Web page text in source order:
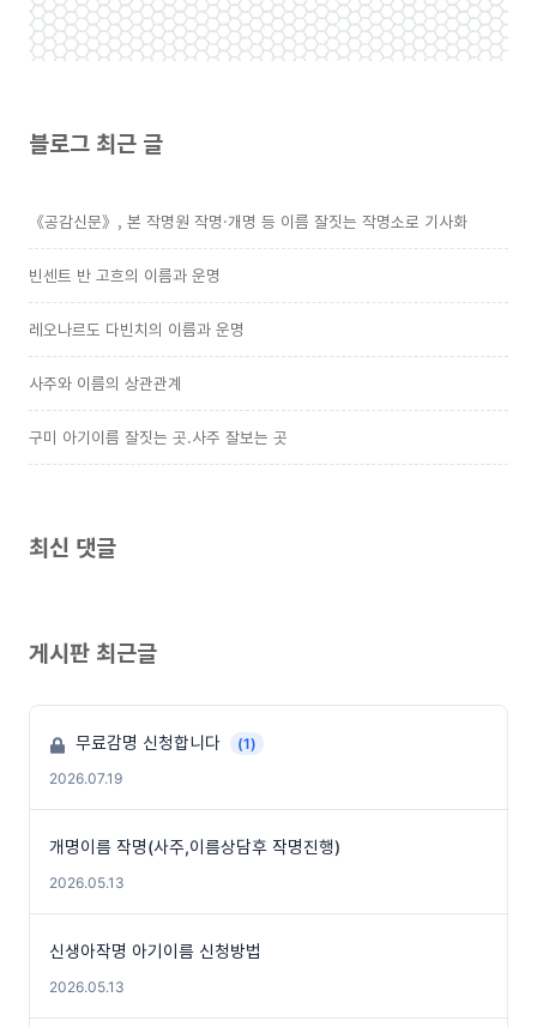
블로그 최근 글
《공감신문》, 본 작명원 작명·개명 등 이름 잘짓는 작명소로 기사화
빈센트 반 고흐의 이름과 운명
레오나르도 다빈치의 이름과 운명
사주와 이름의 상관관계
구미 아기이름 잘짓는 곳.사주 잘보는 곳
최신 댓글
게시판 최근글
무료감명 신청합니다
(1)
2026.07.19
개명이름 작명(사주,이름상담후 작명진행)
2026.05.13
신생아작명 아기이름 신청방법
2026.05.13